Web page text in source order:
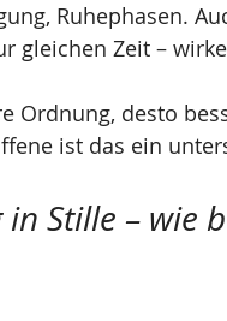
Ruhephasen.
gleichen Zeit –
Ordnung, desto
ist das ein
in Stille – wie